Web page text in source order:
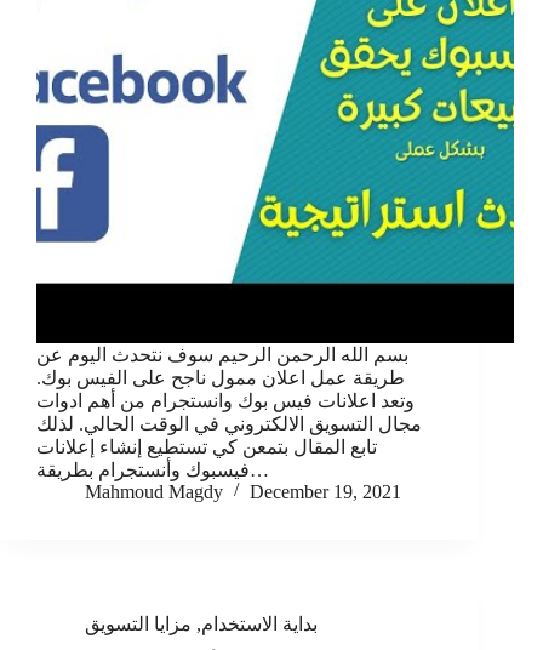
بسم الله الرحمن الرحيم سوف نتحدث اليوم عن
طريقة عمل اعلان ممول ناجح على الفيس بوك.
وتعد اعلانات فيس بوك وانستجرام من أهم ادوات
مجال التسويق الالكتروني في الوقت الحالي. لذلك
تابع المقال بتمعن كي تستطيع إنشاء إعلانات
فيسبوك وأنستجرام بطريقة…
Mahmoud Magdy
December 19, 2021
بداية الاستخدام, مزايا التسويق